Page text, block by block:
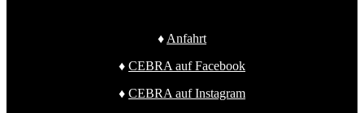
♦Anfahrt
♦ CEBRA auf Facebook
♦ CEBRA auf Instagram